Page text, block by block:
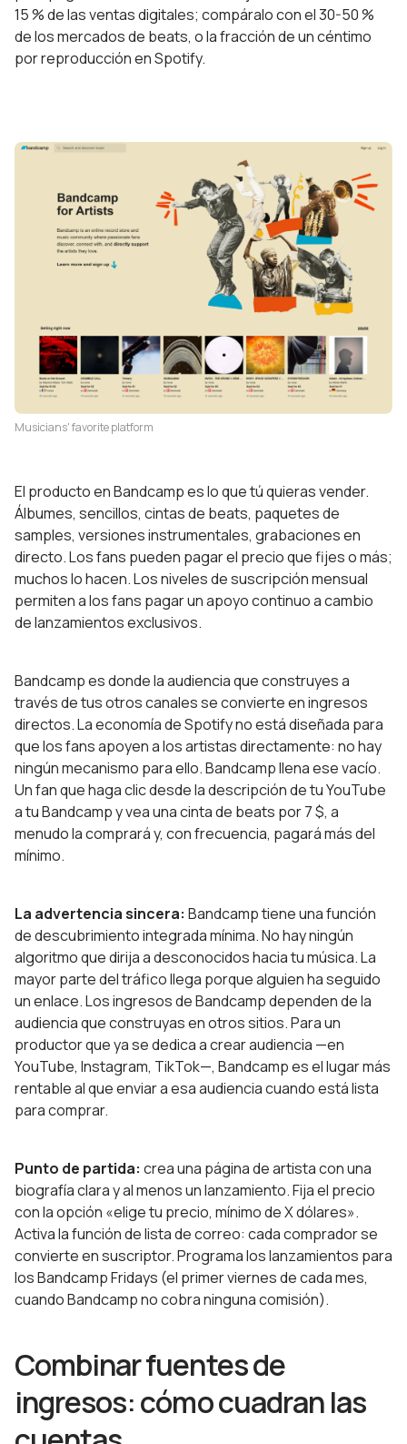
15 % de las ventas digitales; compáralo con el 30-50 %
de los mercados de beats, o la fracción de un céntimo
por reproducción en Spotify.
Musicians' favorite platform
El producto en Bandcamp es lo que tú quieras vender.
Álbumes, sencillos, cintas de beats, paquetes de
samples, versiones instrumentales, grabaciones en
directo. Los fans pueden pagar el precio que fijes o más;
muchos lo hacen. Los niveles de suscripción mensual
permiten a los fans pagar un apoyo continuo a cambio
de lanzamientos exclusivos.
Bandcamp es donde la audiencia que construyes a
través de tus otros canales se convierte en ingresos
directos. La economía de Spotify no está diseñada para
que los fans apoyen a los artistas directamente: no hay
ningún mecanismo para ello. Bandcamp llena ese vacío.
Un fan que haga clic desde la descripción de tu YouTube
a tu Bandcamp y vea una cinta de beats por 7 $, a
menudo la comprará y, con frecuencia, pagará más del
mínimo.
La advertencia sincera: Bandcamp tiene una función
de descubrimiento integrada mínima. No hay ningún
algoritmo que dirija a desconocidos hacia tu música. La
mayor parte del tráfico llega porque alguien ha seguido
un enlace. Los ingresos de Bandcamp dependen de la
audiencia que construyas en otros sitios. Para un
productor que ya se dedica a crear audiencia —en
YouTube, Instagram, TikTok—, Bandcamp es el lugar más
rentable al que enviar a esa audiencia cuando está lista
para comprar.
Punto de partida: crea una página de artista con una
biografía clara y al menos un lanzamiento. Fija el precio
con la opción «elige tu precio, mínimo de X dólares».
Activa la función de lista de correo: cada comprador se
convierte en suscriptor. Programa los lanzamientos para
los Bandcamp Fridays (el primer viernes de cada mes,
cuando Bandcamp no cobra ninguna comisión).
Combinar fuentes de
ingresos: cómo cuadran las